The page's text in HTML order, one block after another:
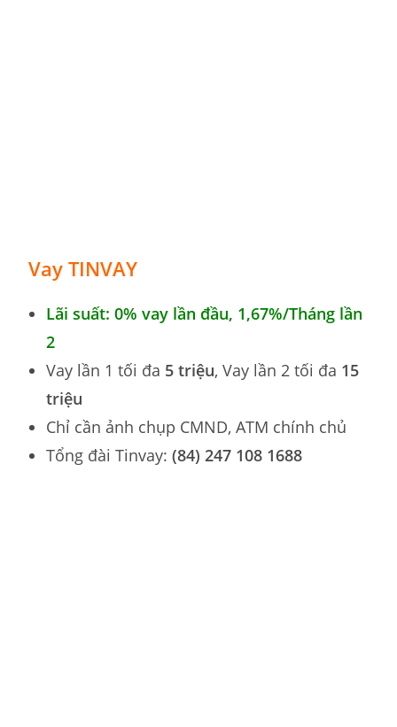
Vay TINVAY
Lãi suất: 0% vay lần đầu, 1,67%/Tháng lần
2
Vay lần 1 tối đa 5 triệu, Vay lần 2 tối đa 15
triệu
Chỉ cần ảnh chụp CMND, ATM chính chủ
Tổng đài Tinvay:(84) 247 108 1688